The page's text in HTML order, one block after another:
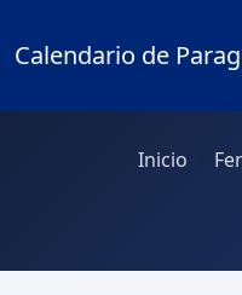
Calendario de
Inicio